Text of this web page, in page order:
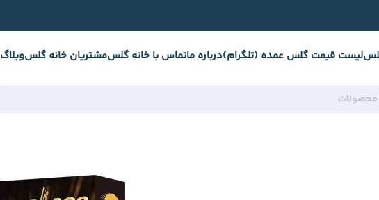
لیست قیمت گلس عمده (تلگرام)درباره ماتماس با خانه گلسمشتریان خانه گلسوبلاگ